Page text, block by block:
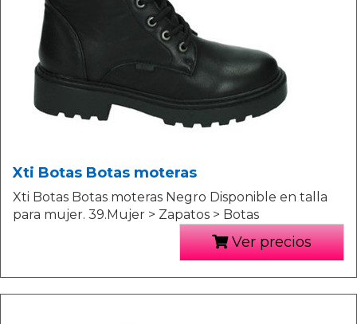
Xti Botas Botas moteras
Xti Botas Botas moteras Negro Disponible en talla
para mujer. 39.Mujer > Zapatos > Botas
Ver precios